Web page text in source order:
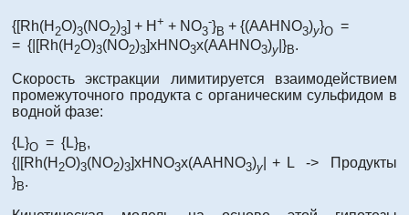
{[Rh(H 2O)3(NO2)3] + H + + NO3
-}B + {(ААHNO3)y}O =
= {|[Rh(H 2O)3(NO2)3]xHNO3x(ААHNO3)y |}B.
Скорость экстракции лимитируется взаимодействием
промежуточного продукта с органическим сульфидом в
водной фазе:
{L}O = {L}B,
{|[Rh(H 2O)3(NO2)3]xHNO3x(ААHNO3)y | + L -> Продукты
}B.